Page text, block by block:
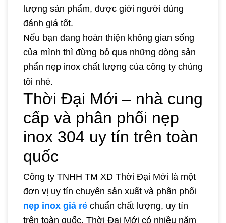
lượng sản phẩm, được giới người dùng
đánh giá tốt.
Nếu bạn đang hoàn thiện không gian sống
của mình thì đừng bỏ qua những dòng sản
phẩn nẹp inox chất lượng của công ty chúng
tôi nhé.
Thời Đại Mới – nhà cung
cấp và phân phối nẹp
inox 304 uy tín trên toàn
quốc
Công ty TNHH TM XD Thời Đại Mới là một
đơn vị uy tín chuyên sản xuất và phân phối
nẹp inox giá rẻ chuẩn chất lượng, uy tín
trên toàn quốc. Thời Đại Mới có nhiều năm